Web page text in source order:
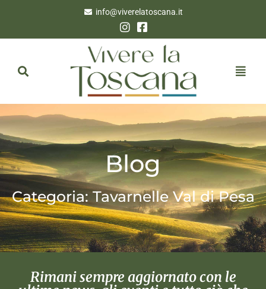
info@viverelatoscana.it
Blog
Categoria: Tavarnelle Val di Pesa
Rimani sempre aggiornato con le